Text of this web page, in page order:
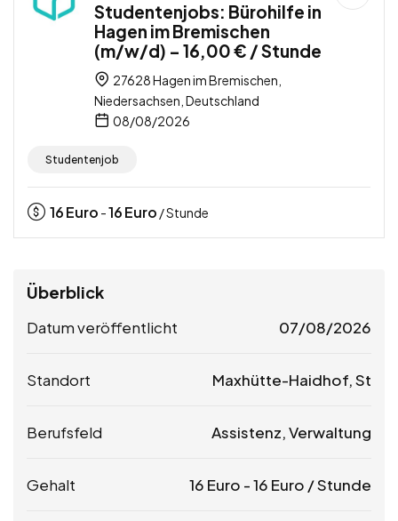
Studentenjobs: Bürohilfe in
Hagen im Bremischen
(m/w/d) – 16,00 € / Stunde
27628 Hagen im Bremischen,
Niedersachsen, Deutschland
08/08/2026
Studentenjob
16Euro -16Euro / Stunde
Überblick
Datum veröffentlicht 07/08/2026
Standort Maxhütte-Haidhof, St
Berufsfeld Assistenz, Verwaltung
Gehalt 16 Euro -16 Euro / Stunde